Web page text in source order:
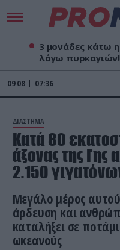
3 μονάδες κάτω
λόγω πυρκαγιών!
09 08 07:36
ΔΙΑΣΤΗΜΑ
Κατά 80
άξονας της Γης
2.150
Μεγάλο μέρος
άρδευση και
καταλήξει σε
ωκεανούς